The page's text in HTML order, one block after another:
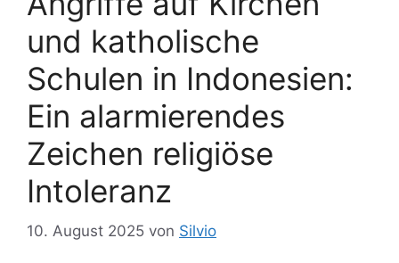
und katholische
Schulen in Indonesien:
Ein alarmierendes
Zeichen religiöse
Intoleranz
10. August 2025 von Silvio